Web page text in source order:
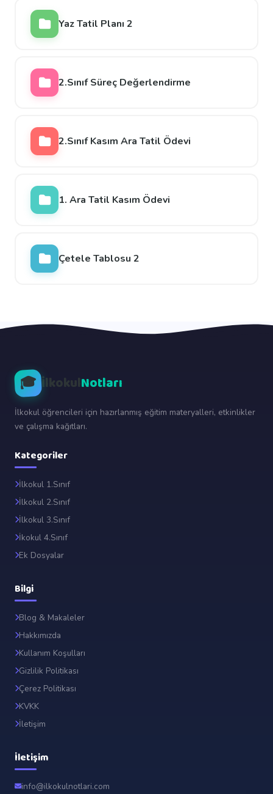
Yaz Tatil Planı 2
2.Sınıf Süreç Değerlendirme
2.Sınıf Kasım Ara Tatil Ödevi
1. Ara Tatil Kasım Ödevi
Çetele Tablosu 2
🎓 İlkokulNotları
İlkokul öğrencileri için hazırlanmış eğitim materyalleri, etkinlikler
ve çalışma kağıtları.
Kategoriler
İlkokul 1.Sınıf
İlkokul 2.Sınıf
İlkokul 3.Sınıf
İkokul 4.Sınıf
Ek Dosyalar
Bilgi
Blog & Makaleler
Hakkımızda
Kullanım Koşulları
Gizlilik Politikası
Çerez Politikası
KVKK
İletişim
İletişim
info@ilkokulnotlari.com